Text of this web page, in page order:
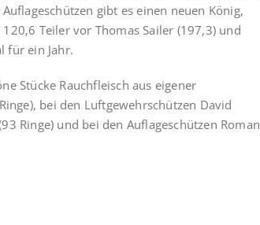
gibt es einen neuen König,
Teiler vor Thomas Sailer (197,3) und
für ein Jahr.
Stücke Rauchfleisch aus eigener
bei den Luftgewehrschützen David
Ringe) und bei den Auflageschützen Roman